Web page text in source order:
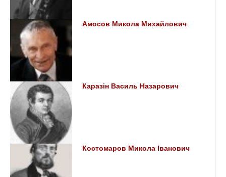
Амосов Микола Михайлович
Каразін Василь Назарович
Костомаров Микола Іванович